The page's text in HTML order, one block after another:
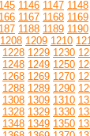
1146 1147 1148
1167 1168 1169
1188 1189 1190
1208 1209 1210
1228 1229 1230
1248 1249 1250
1268 1269 1270
1288 1289 1290
1308 1309 1310
1328 1329 1330
1348 1349 1350